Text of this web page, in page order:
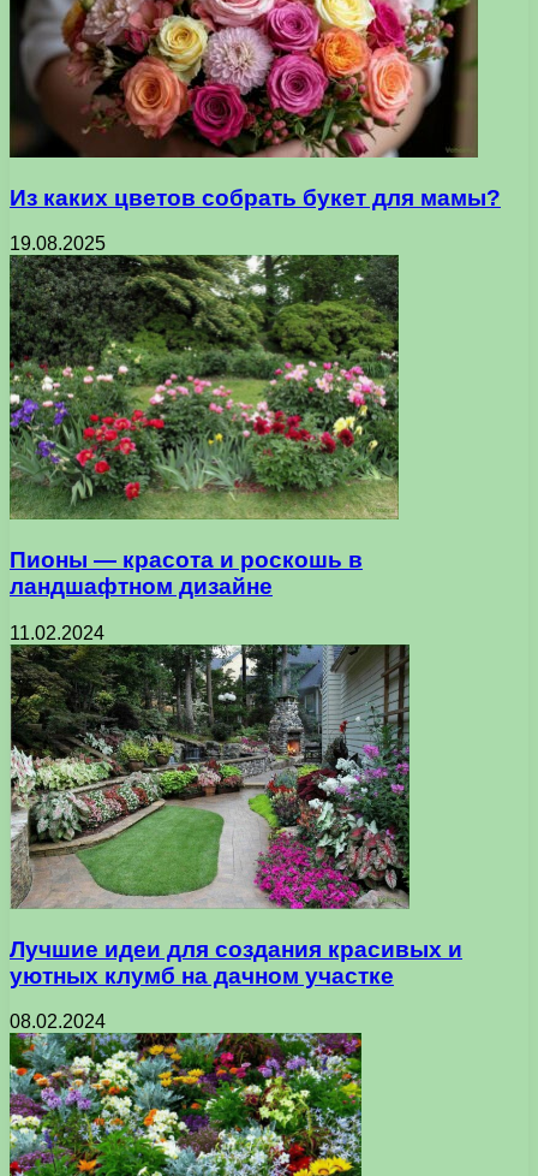
Из каких цветов собрать букет для мамы?
19.08.2025
Пионы — красота и роскошь в
ландшафтном дизайне
11.02.2024
Лучшие идеи для создания красивых и
уютных клумб на дачном участке
08.02.2024